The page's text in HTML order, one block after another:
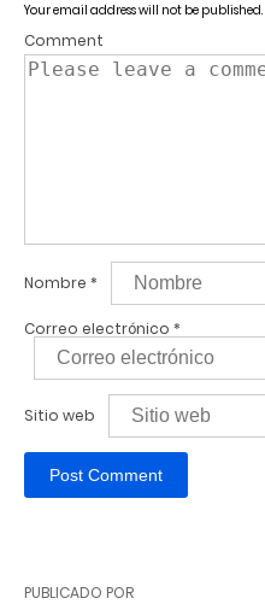
Your email address will not be published.
Comment
Nombre *
Correo electrónico *
Sitio web
PUBLICADO POR